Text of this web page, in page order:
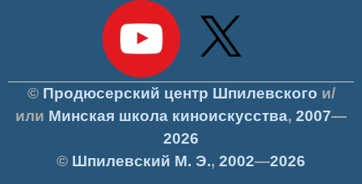
© Продюсерский центр Шпилевского и/
или Минская школа киноискусства, 2007—
2026
© Шпилевский М. Э., 2002—2026